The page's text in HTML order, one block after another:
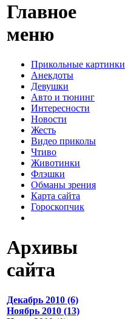
Главное
меню
Прикольные картинки
Анекдоты
Девушки
Авто и тюнинг
Интересности
Новости
Жесть
Видео приколы
Чтиво
Животинки
Флэшки
Обманы зрения
Карта сайта
Гороскопчик
Архивы
сайта
Декабрь 2010 (6)
Ноябрь 2010 (13)